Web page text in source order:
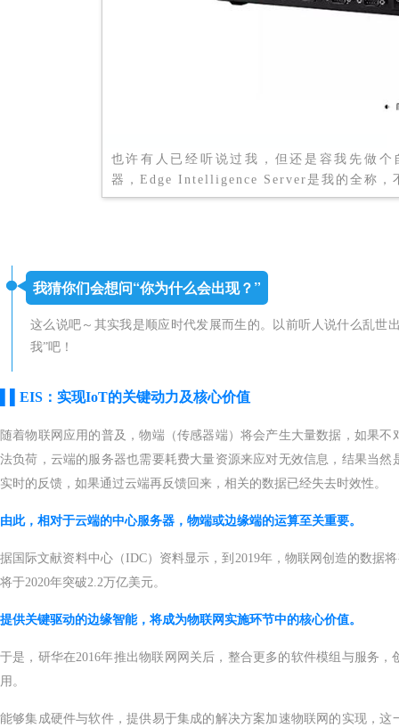
也许有人已经听说过我，但还是容我先做
器，Edge Intelligence Server是我的全称，
我猜你们会想问“你为什么会出现？”
这么说吧～其实我是顺应时代发展而生的。以前听人说什么乱世
我”吧！
EIS：实现IoT的关键动力及核心价值
随着物联网应用的普及，物端（传感器端）将会产生大量数据，如果
法负荷，云端的服务器也需要耗费大量资源来应对无效信息，结果当
实时的反馈，如果通过云端再反馈回来，相关的数据已经失去时效性。
由此，相对于云端的中心服务器，物端或边缘端的运算至关重要。
据国际文献资料中心（IDC）资料显示，到2019年，物联网创造的数据
将于2020年突破2.2万亿美元。
提供关键驱动的边缘智能，将成为物联网实施环节中的核心价值。
于是，研华在2016年推出物联网网关后，整合更多的软件模组与服务
用。
能够集成硬件与软件，提供易于集成的解决方案加速物联网的实现，这